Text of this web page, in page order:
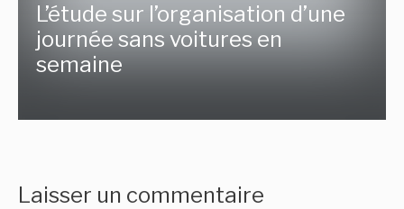
L’étude sur l’organisation d’une
journée sans voitures en
semaine
Laisser un commentaire